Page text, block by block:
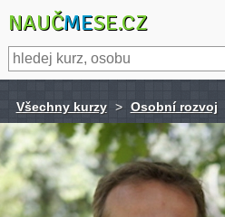
NAUČMESE.CZ
Všechny kurzy > Osobní rozvoj